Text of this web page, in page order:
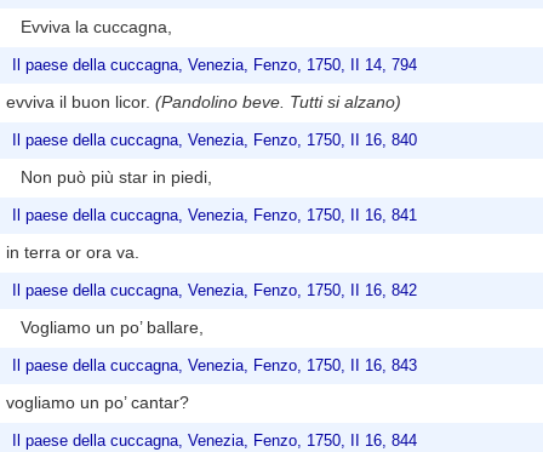
Evviva la cuccagna,
Il paese della cuccagna, Venezia, Fenzo, 1750, II 14, 794
evviva il buon licor. (Pandolino beve. Tutti si alzano)
Il paese della cuccagna, Venezia, Fenzo, 1750, II 16, 840
Non può più star in piedi,
Il paese della cuccagna, Venezia, Fenzo, 1750, II 16, 841
in terra or ora va.
Il paese della cuccagna, Venezia, Fenzo, 1750, II 16, 842
Vogliamo un po’ ballare,
Il paese della cuccagna, Venezia, Fenzo, 1750, II 16, 843
vogliamo un po’ cantar?
Il paese della cuccagna, Venezia, Fenzo, 1750, II 16, 844